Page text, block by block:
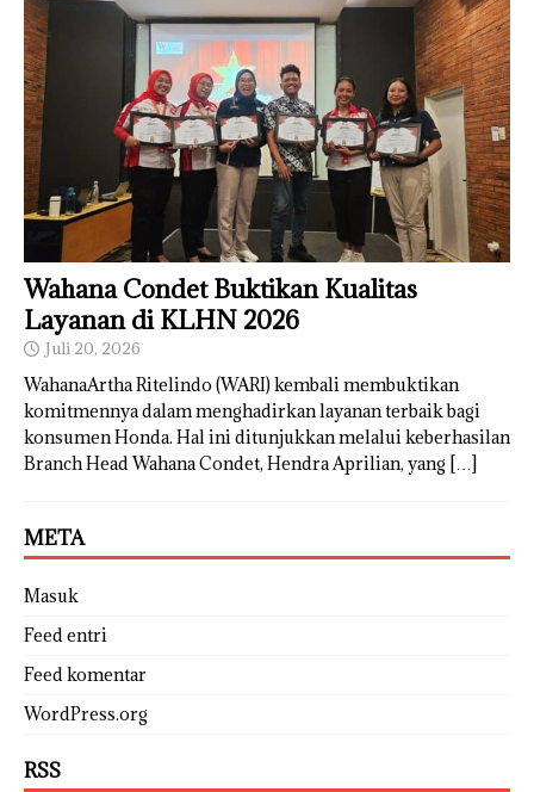
Wahana Condet Buktikan Kualitas
Layanan di KLHN 2026
Juli 20, 2026
WahanaArtha Ritelindo (WARI) kembali membuktikan
komitmennya dalam menghadirkan layanan terbaik bagi
konsumen Honda. Hal ini ditunjukkan melalui keberhasilan
Branch Head Wahana Condet, Hendra Aprilian, yang […]
META
Masuk
Feed entri
Feed komentar
WordPress.org
RSS